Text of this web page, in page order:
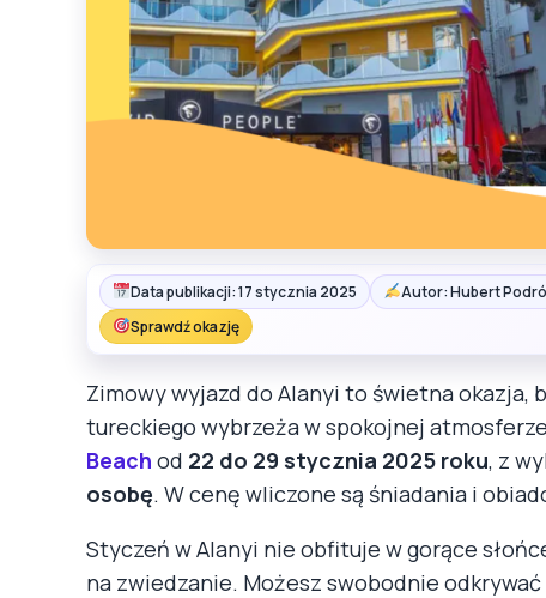
Data publikacji: 17 stycznia 2025 Autor: Hubert
Sprawdź okazję
Zimowy wyjazd do Alanyi to świetna
tureckiego wybrzeża w spokojnej
Beach od 22 do 29 stycznia 2025 roku, z
osobę. W cenę wliczone są śniadania i
Styczeń w Alanyi nie obfituje w gorące
na zwiedzanie. Możesz swobodnie